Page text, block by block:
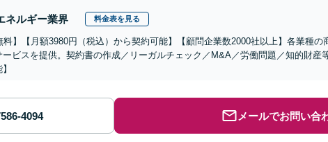
ネルギー業界 料金表を見る
料】【月額3980円（税込）から契約可能】【顧問企業数2000社以上】各業種の
ビスを提供。契約書の作成／リーガルチェック／M&A／労働問題／知的財産
メールでお問い合